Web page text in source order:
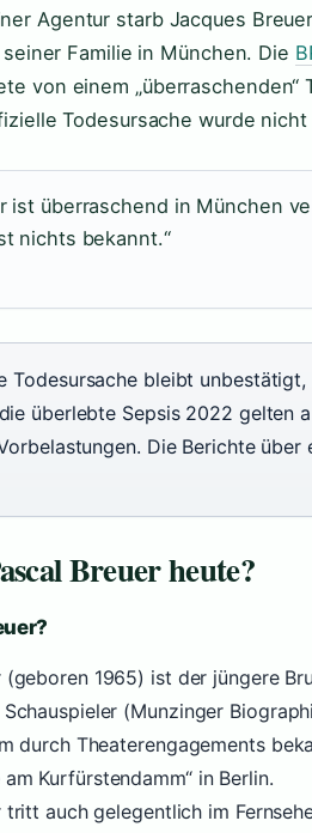
Agentur starb Jacques
Familie in München. Die
von einem
Todesursache wurde
ist überraschend in München
nichts bekannt.“
Todesursache bleibt
überlebte Sepsis 2022 gelten
Die Berichte über
Breuer heute?
(geboren 1965) ist der jüngere
(Munzinger
durch Theaterengagements
Kurfürstendamm“ in Berlin.
tritt auch gelegentlich im